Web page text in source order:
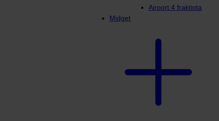
Airport 4 fraktiota
Midget